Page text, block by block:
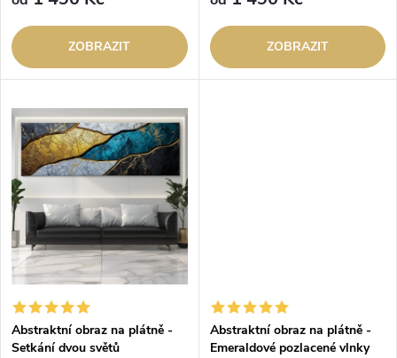
d
u
k
t
ů
d
u
k
t
ů
ZOBRAZIT ZOBRAZIT
Abstraktní obraz na plátně -
Setkání dvou světů
Abstraktní obraz na plátně -
Emeraldové pozlacené vlnky